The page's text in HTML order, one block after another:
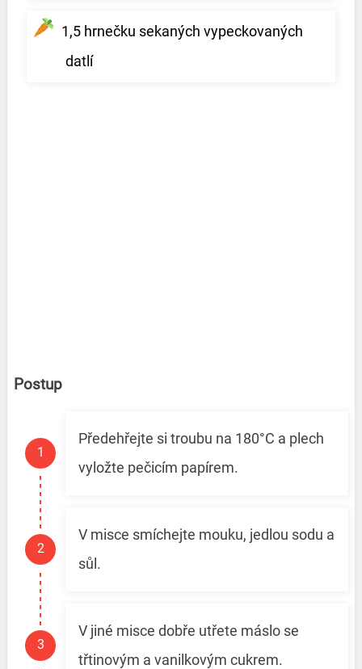
1,5 hrnečku sekaných vypeckovaných
datlí
Postup
Předehřejte si troubu na 180°C a plech
vyložte pečicím papírem.
V misce smíchejte mouku, jedlou sodu a
sůl.
V jiné misce dobře utřete máslo se
třtinovým a vanilkovým cukrem.